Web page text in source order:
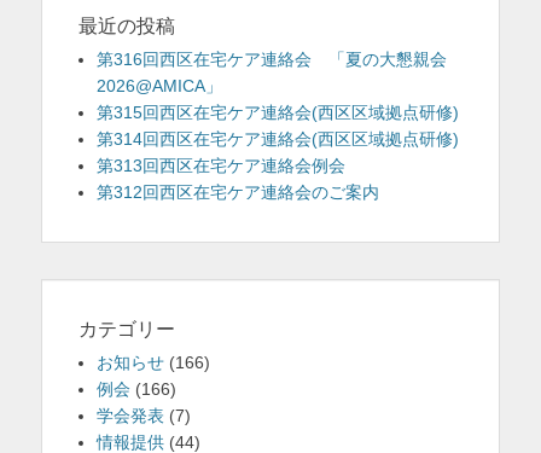
ョ
ン
最近の投稿
第316回西区在宅ケア連絡会 「夏の大懇親会
2026@AMICA」
第315回西区在宅ケア連絡会(西区区域拠点研修)
第314回西区在宅ケア連絡会(西区区域拠点研修)
第313回西区在宅ケア連絡会例会
第312回西区在宅ケア連絡会のご案内
カテゴリー
お知らせ (166)
例会 (166)
学会発表 (7)
情報提供 (44)